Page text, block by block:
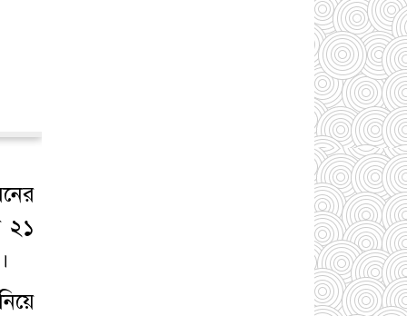
২১